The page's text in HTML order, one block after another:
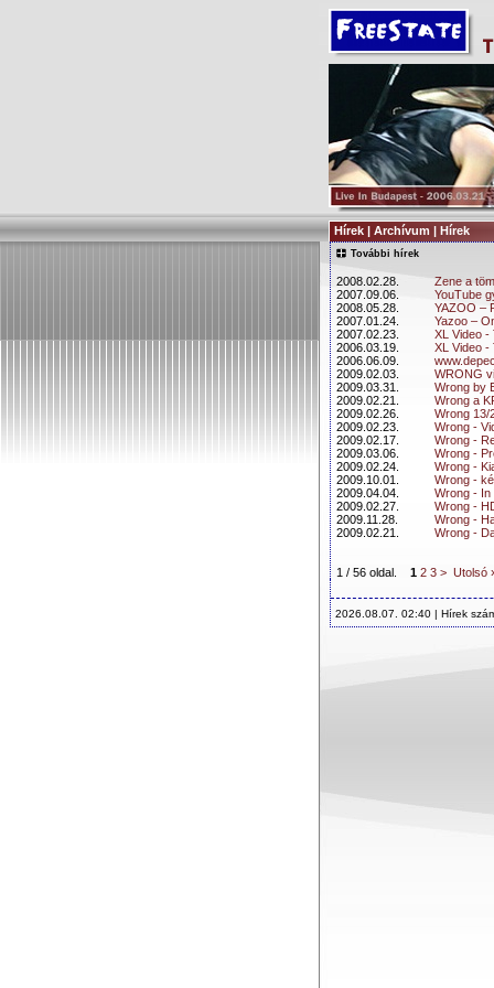
Hírek | Archívum | Hírek
További hírek
2008.02.28.
Zene a
2007.09.06.
YouTube
2008.05.28.
YAZOO –
2007.01.24.
Yazoo –
2007.02.23.
XL Video -
2006.03.19.
XL Video -
2006.06.09.
2009.02.03.
WRONG
2009.03.31.
Wrong by
2009.02.21.
Wrong a
2009.02.26.
Wrong 13/
2009.02.23.
Wrong -
2009.02.17.
Wrong -
2009.03.06.
Wrong -
2009.02.24.
Wrong -
2009.10.01.
Wrong -
2009.04.04.
Wrong - In
2009.02.27.
Wrong -
2009.11.28.
Wrong -
2009.02.21.
Wrong -
1 / 56 oldal. 1 2 3 > Utolsó
2026.08.07. 02:40 | Hírek